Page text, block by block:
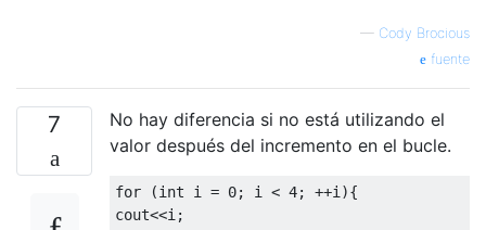
// Code size       25
                  IL_0000:  ldc.i4.0
                  IL_0001:  stloc.0
IL_0004:  ldsfld
                  IL_0009:  ldc.i4.1
— Cody Brocious
fuente
7
No hay diferencia si no está utilizando el
valor después del incremento en el bucle.
for (int i = 0; i < 4; ++i){
cout<<i;